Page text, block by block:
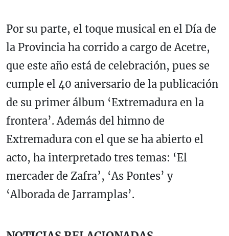
Por su parte, el toque musical en el Día de
la Provincia ha corrido a cargo de Acetre,
que este año está de celebración, pues se
cumple el 40 aniversario de la publicación
de su primer álbum ‘Extremadura en la
frontera’. Además del himno de
Extremadura con el que se ha abierto el
acto, ha interpretado tres temas: ‘El
mercader de Zafra’, ‘As Pontes’ y
‘Alborada de Jarramplas’.